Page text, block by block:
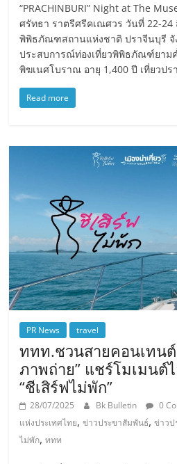
“PRACHINBURI” Night at The
ศรัทธา ราตรีศรีคเณศวร วันที่ 22-
พิพิธภัณฑสถานแห่งชาติ ปราจีนบุรี จั
ประสบการณ์ท่องเที่ยวพิพิธภัณฑ์ยาม
พิฆเนศโบราณ อายุ 1,400 ปี เที่ยวป
Read more
PR News travel
ททท.ชวนสายคอนเทนต์
ภาพถ่าย” แชร์โมเมนต์
“ชีเสิร์ฟไม่พัก”
28/07/2025 Bk Bulletin 0
แห่งประเทศไทย,ข่าวประขาสัมพันธ์,ข่าวป
ไม่พัก,ททท